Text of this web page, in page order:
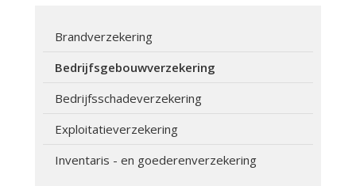
Brandverzekering
Bedrijfsgebouwverzekering
Bedrijfsschadeverzekering
Exploitatieverzekering
Inventaris - en goederenverzekering